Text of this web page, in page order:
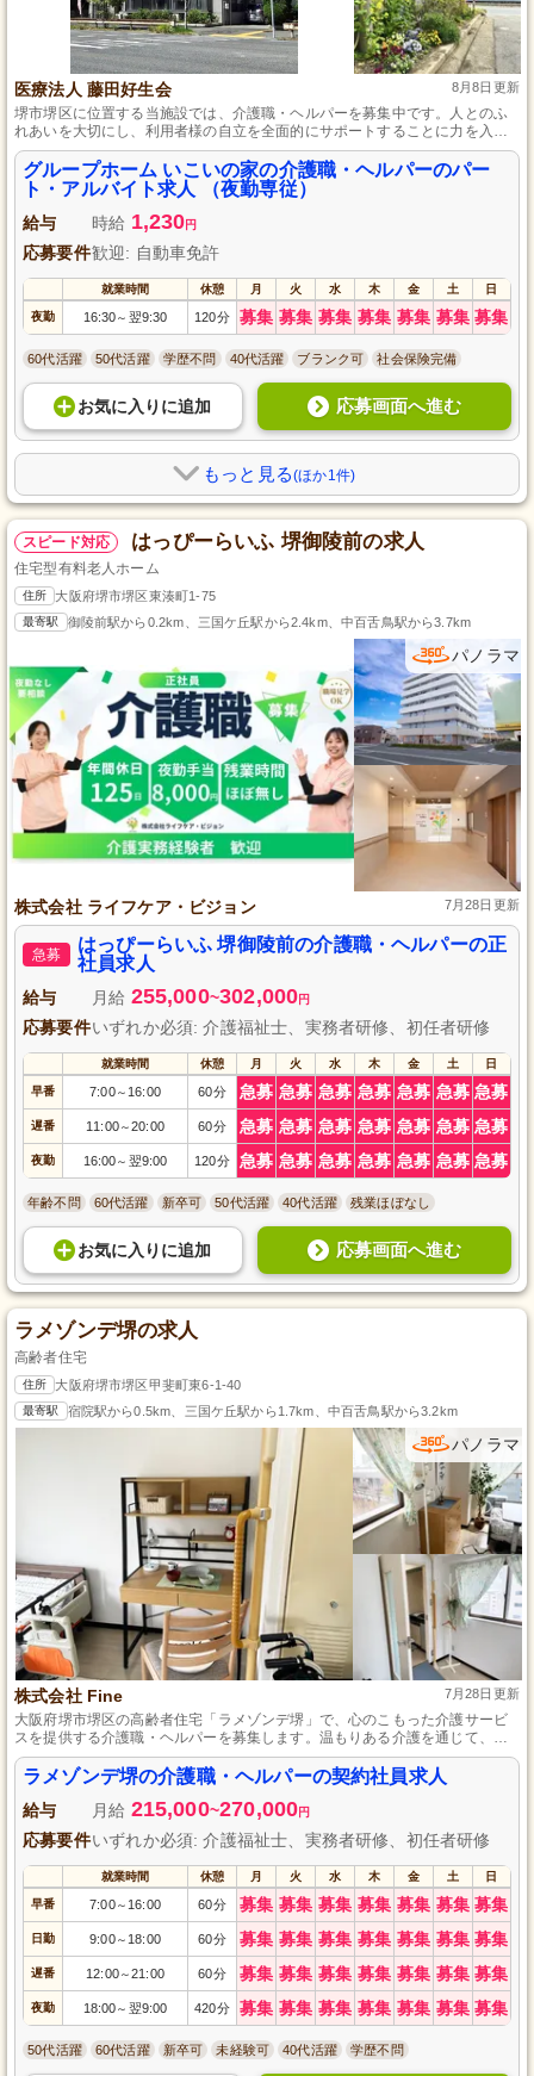
医療法人 藤田好生会 8月8日更新
堺市堺区に位置する当施設では、介護職・ヘルパーを募集中です。人とのふ
れあいを大切にし、利用者様の自立を全面的にサポートすることに力を入れ
ています。資格がない方でも、心からのやる気があれば一から学べる環境が
ここにはあります。経験者はもちろん、未経験者も大歓迎。あなたの挑戦を
私たちは全力で支えます。
グループホーム いこいの家の介護職・ヘルパーのパー
ト・アルバイト求人 （夜勤専従）
給与 時給 1,230円
応募要件歓迎: 自動車免許
就業時間 休憩 月 火 水 木 金 土 日
夜勤 16:30～ 翌9:30 120分 募集 募集 募集 募集 募集 募集 募集
60代活躍 50代活躍 学歴不問 40代活躍 ブランク可 社会保険完備
お気に入り に追加 応募画面へ進む
もっと見る(ほか1件)
スピード対応 はっぴーらいふ 堺御陵前の求人
住宅型有料老人ホーム
住所 大阪府堺市堺区東湊町1-75
最寄駅 御陵前駅から0.2km、三国ケ丘駅から2.4km、中百舌鳥駅から3.7km
パノラマ
株式会社 ライフケア・ビジョン 7月28日更新
急募
はっぴーらいふ 堺御陵前の介護職・ヘルパーの正
社員求人
給与 月給 255,000~302,000円
応募要件いずれか必須: 介護福祉士、実務者研修、初任者研修
就業時間 休憩 月 火 水 木 金 土 日
早番 7:00～ 16:00 60分 急募 急募 急募 急募 急募 急募 急募
遅番 11:00～20:00 60分 急募 急募 急募 急募 急募 急募 急募
夜勤 16:00～ 翌9:00 120分 急募 急募 急募 急募 急募 急募 急募
年齢不問 60代活躍 新卒可 50代活躍 40代活躍 残業ほぼなし
お気に入り に追加 応募画面へ進む
ラメゾンデ堺の求人
高齢者住宅
住所 大阪府堺市堺区甲斐町東6-1-40
最寄駅 宿院駅から0.5km、三国ケ丘駅から1.7km、中百舌鳥駅から3.2km
パノラマ
株式会社 Fine 7月28日更新
大阪府堺市堺区の高齢者住宅「ラメゾンデ堺」で、心のこもった介護サービ
スを提供する介護職・ヘルパーを募集します。温もりある介護を通じて、入
居者様一人ひとりの笑顔を引き出し、暖かな家庭のような環境を守ることに
貢献しませんか？契約社員としての安定した職場環境で、初任者研修を通じ
て介護スキルをさらに磨けます。交通アクセスも良好で、あなたのライフス
タイルに合わせた勤務が可能です。応募をお待ちしております。
ラメゾンデ堺の介護職・ヘルパーの契約社員求人
給与 月給 215,000~270,000円
応募要件いずれか必須: 介護福祉士、実務者研修、初任者研修
就業時間 休憩 月 火 水 木 金 土 日
早番 7:00～ 16:00 60分 募集 募集 募集 募集 募集 募集 募集
日勤 9:00～ 18:00 60分 募集 募集 募集 募集 募集 募集 募集
遅番 12:00～21:00 60分 募集 募集 募集 募集 募集 募集 募集
夜勤 18:00～ 翌9:00 420分 募集 募集 募集 募集 募集 募集 募集
50代活躍 60代活躍 新卒可 未経験可 40代活躍 学歴不問